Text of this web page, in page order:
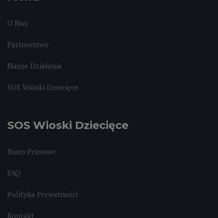
O Nas
Partnerstwo
Nasze Działania
SOS Wioski Dziecięce
SOS Wioski Dziecięce
Biuro Prasowe
FAQ
Polityka Prywatności
Kontakt